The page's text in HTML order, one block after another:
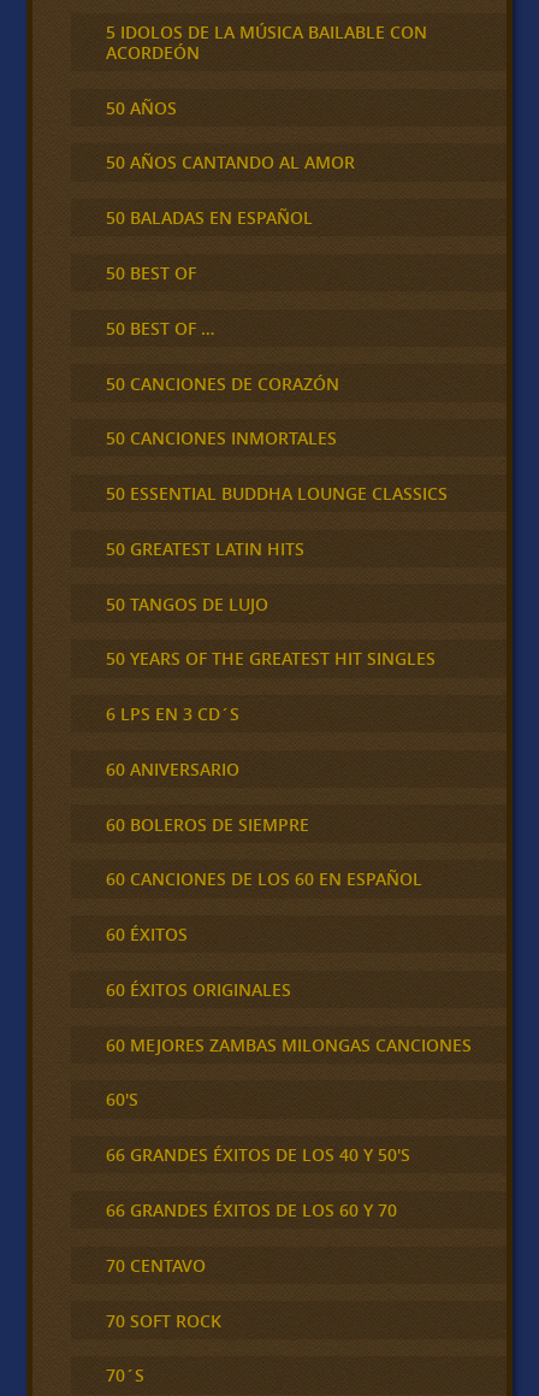
5 IDOLOS DE LA MÚSICA BAILABLE CON
ACORDEÓN
50 AÑOS
50 AÑOS CANTANDO AL AMOR
50 BALADAS EN ESPAÑOL
50 BEST OF
50 BEST OF …
50 CANCIONES DE CORAZÓN
50 CANCIONES INMORTALES
50 ESSENTIAL BUDDHA LOUNGE CLASSICS
50 GREATEST LATIN HITS
50 TANGOS DE LUJO
50 YEARS OF THE GREATEST HIT SINGLES
6 LPS EN 3 CD´S
60 ANIVERSARIO
60 BOLEROS DE SIEMPRE
60 CANCIONES DE LOS 60 EN ESPAÑOL
60 ÉXITOS
60 ÉXITOS ORIGINALES
60 MEJORES ZAMBAS MILONGAS CANCIONES
60'S
66 GRANDES ÉXITOS DE LOS 40 Y 50'S
66 GRANDES ÉXITOS DE LOS 60 Y 70
70 CENTAVO
70 SOFT ROCK
70´S